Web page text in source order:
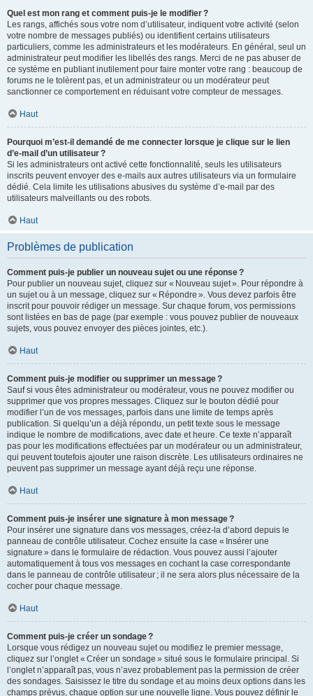
Quel est mon rang et comment puis-je le modifier ?
Les rangs, affichés sous votre nom d’utilisateur, indiquent votre activité (selon
votre nombre de messages publiés) ou identifient certains utilisateurs
particuliers, comme les administrateurs et les modérateurs. En général, seul un
administrateur peut modifier les libellés des rangs. Merci de ne pas abuser de
ce système en publiant inutilement pour faire monter votre rang : beaucoup de
forums ne le tolèrent pas, et un administrateur ou un modérateur peut
sanctionner ce comportement en réduisant votre compteur de messages.
Haut
Pourquoi m’est-il demandé de me connecter lorsque je clique sur le lien
d’e-mail d’un utilisateur ?
Si les administrateurs ont activé cette fonctionnalité, seuls les utilisateurs
inscrits peuvent envoyer des e-mails aux autres utilisateurs via un formulaire
dédié. Cela limite les utilisations abusives du système d’e-mail par des
utilisateurs malveillants ou des robots.
Haut
Problèmes de publication
Comment puis-je publier un nouveau sujet ou une réponse ?
Pour publier un nouveau sujet, cliquez sur « Nouveau sujet ». Pour répondre à
un sujet ou à un message, cliquez sur « Répondre ». Vous devez parfois être
inscrit pour pouvoir rédiger un message. Sur chaque forum, vos permissions
sont listées en bas de page (par exemple : vous pouvez publier de nouveaux
sujets, vous pouvez envoyer des pièces jointes, etc.).
Haut
Comment puis-je modifier ou supprimer un message ?
Sauf si vous êtes administrateur ou modérateur, vous ne pouvez modifier ou
supprimer que vos propres messages. Cliquez sur le bouton dédié pour
modifier l’un de vos messages, parfois dans une limite de temps après
publication. Si quelqu’un a déjà répondu, un petit texte sous le message
indique le nombre de modifications, avec date et heure. Ce texte n’apparaît
pas pour les modifications effectuées par un modérateur ou un administrateur,
qui peuvent toutefois ajouter une raison discrète. Les utilisateurs ordinaires ne
peuvent pas supprimer un message ayant déjà reçu une réponse.
Haut
Comment puis-je insérer une signature à mon message ?
Pour insérer une signature dans vos messages, créez-la d’abord depuis le
panneau de contrôle utilisateur. Cochez ensuite la case « Insérer une
signature » dans le formulaire de rédaction. Vous pouvez aussi l’ajouter
automatiquement à tous vos messages en cochant la case correspondante
dans le panneau de contrôle utilisateur ; il ne sera alors plus nécessaire de la
cocher pour chaque message.
Haut
Comment puis-je créer un sondage ?
Lorsque vous rédigez un nouveau sujet ou modifiez le premier message,
cliquez sur l’onglet « Créer un sondage » situé sous le formulaire principal. Si
l’onglet n’apparaît pas, vous n’avez probablement pas la permission de créer
des sondages. Saisissez le titre du sondage et au moins deux options dans les
champs prévus, chaque option sur une nouvelle ligne. Vous pouvez définir le